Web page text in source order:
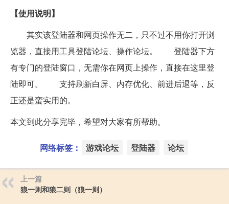
【使用说明】
其实该登陆器和网页操作无二，只不过不用你打开浏
览器，直接用工具登陆论坛、操作论坛。 登陆器下方
有专门的登陆窗口，无需你在网页上操作，直接在这里登
陆即可。 支持刷新白屏、内存优化、前进后退等，反
正还是蛮实用的。
本文到此分享完毕，希望对大家有所帮助。
网络标签： 游戏论坛 登陆器 论坛
上一篇
狼一则和狼二则（狼一则）